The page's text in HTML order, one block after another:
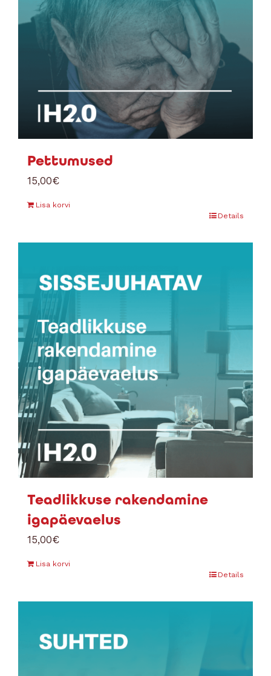
Pettumused
15,00€
Lisa korvi
Details
Teadlikkuse rakendamine
igapäevaelus
15,00€
Lisa korvi
Details